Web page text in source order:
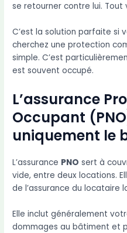
se retourner contre lui.
C’est la solution parfaite si
cherchez une protection
simple. C’est
est souvent occupé.
L’assurance
Occupant
uniquement le
L’assurance PNO sert à
vide, entre deux locations.
de l’assurance du locataire
Elle inclut généralement
dommages au bâtiment et